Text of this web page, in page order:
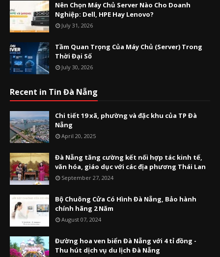
Nên Chọn Máy Chủ Server Nào Cho Doanh
Nghiệp: Dell, HPE Hay Lenovo?
July 31, 2026
Tầm Quan Trọng Của Máy Chủ (Server) Trong
Thời Đại Số
July 30, 2026
Recent in Tin Đà Nẵng
Chi tiết 19 xã, phường và đặc khu của TP Đà
Nẵng
April 20, 2025
Đà Nẵng tăng cường kết nối hợp tác kinh tế,
văn hóa, giáo dục với các địa phương Thái Lan
September 27, 2024
Bộ Chuông Cửa Có Hình Đà Nẵng, Bảo hành
chính hãng 2 Năm
August 07, 2024
Đường hoa ven biển Đà Nẵng với 4 tỉ đồng -
Thu hút dịch vụ du lịch Đà Nẵng